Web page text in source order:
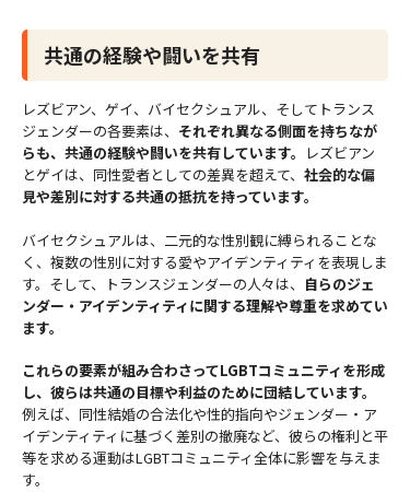
共通の経験や闘いを共有
レズビアン、ゲイ、バイセクシュアル、そしてトランス
ジェンダーの各要素は、 それぞれ異なる側面を持ちなが
らも、共通の経験や闘いを共有しています。
レズビアン
とゲイは、同性愛者としての差異を超えて、 社会的な偏
見や差別に対する共通の抵抗を持っています。
バイセクシュアルは、二元的な性別観に縛られることな
く、複数の性別に対する愛やアイデンティティを表現しま
す。そして、トランスジェンダーの人々は、 自らのジェ
ンダー・アイデンティティに関する理解や尊重を求めてい
ます。
これらの要素が組み合わさってLGBTコミュニティを形成
し、彼らは共通の目標や利益のために団結しています。
例えば、同性結婚の合法化や性的指向やジェンダー・ア
イデンティティに基づく差別の撤廃など、彼らの権利と平
等を求める運動はLGBTコミュニティ全体に影響を与えま
す。